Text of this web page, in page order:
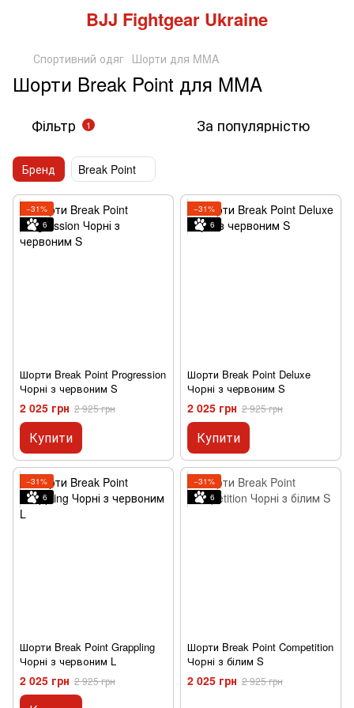
BJJ Fightgear Ukraine
Спортивний одяг Шорти для MMA
Шорти Break Point для MMA
Фільтр 1 За популярністю
Бренд Break Point
−31%
6
Шорти Break Point Progression
Чорні з червоним S
2 025 грн 2 925 грн
Купити
−31%
6
Шорти Break Point Deluxe
Чорні з червоним S
2 025 грн 2 925 грн
Купити
−31%
6
Шорти Break Point Grappling
Чорні з червоним L
2 025 грн 2 925 грн
−31%
6
Шорти Break Point Competition
Чорні з білим S
2 025 грн 2 925 грн